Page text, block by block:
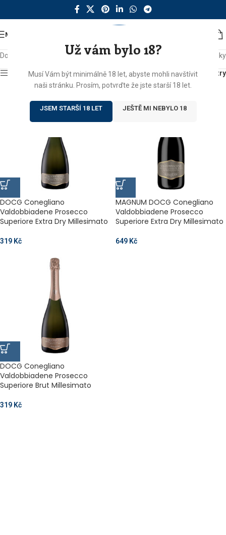
Už vám bylo 18?
Musí Vám být minimálně 18 let, abyste mohli navštívit
naši stránku. Prosím, potvrďte že jste starší 18 let.
JSEM STARŠÍ 18 LET JEŠTĚ MI NEBYLO 18
MENU
Domů Produkty se štítkem „docg“ Zobrazeny 3 výsledky
Zobrazit sidebar Filtry
DOCG Conegliano
Valdobbiadene Prosecco
Superiore Extra Dry Millesimato
319 Kč
MAGNUM DOCG Conegliano
Valdobbiadene Prosecco
Superiore Extra Dry Millesimato
649 Kč
DOCG Conegliano
Valdobbiadene Prosecco
Superiore Brut Millesimato
319 Kč